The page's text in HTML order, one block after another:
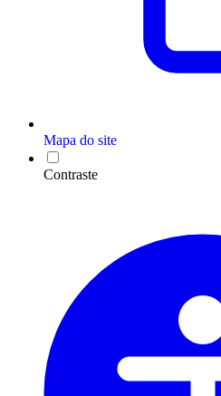
Mapa do site
Contraste